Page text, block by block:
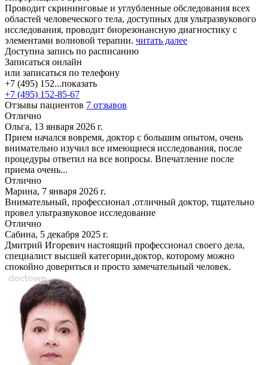
Проводит скрининговые и углубленные обследования всех
областей человеческого тела, доступных для ультразвукового
исследования, проводит биорезонансную диагностику с
элементами волновой терапии. читать далее
Доступна запись по расписанию
Записаться онлайн
или записаться по телефону
+7 (495) 152...показать
+7 (495) 152-85-67
Отзывы пациентов 7 отзывов
Отлично
Ольга, 13 января 2026 г.
Прием начался вовремя, доктор с большим опытом, очень
внимательно изучил все имеющиеся исследования, после
процедуры ответил на все вопросы. Впечатление после
приема очень...
Отлично
Марина, 7 января 2026 г.
Внимательный, профессионал ,отличный доктор, тщательно
провел ультразвуковое исследование
Отлично
Сабина, 5 декабря 2025 г.
Дмитрий Игоревич настоящий профессионал своего дела,
специалист высшей категории,доктор, которому можно
спокойно довериться и просто замечательный человек.